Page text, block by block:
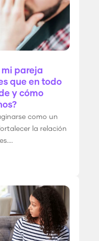
mi pareja
que en todo
y cómo
como un
la relación